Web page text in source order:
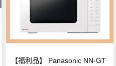
【福利品】 Panasonic NN-GT